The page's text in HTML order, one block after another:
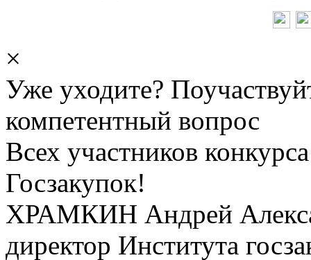
×
Уже уходите?
компетентный вопрос
Всех участников
Госзакупок!
ХРАМКИН Андрей
директор Института